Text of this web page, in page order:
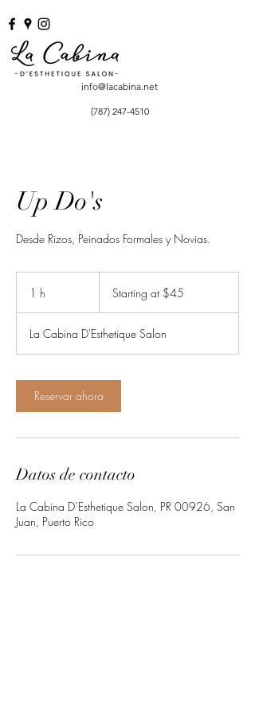
info@lacabina.net
(787) 247-4510
Up Do's
Desde Rizos, Peinados Formales y Novias.
1 h
$45Starting at $45
La Cabina D'Esthetique Salon
Reservar ahora
Datos de contacto
La Cabina D’Esthetique Salon, PR 00926, San
Juan, Puerto Rico